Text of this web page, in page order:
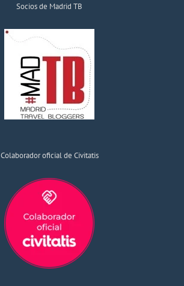
Socios de Madrid TB
Colaborador oficial de Civitatis